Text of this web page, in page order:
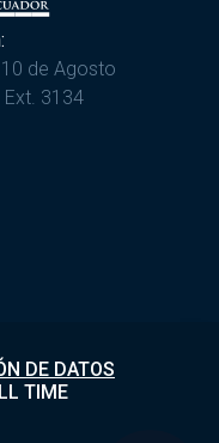
de Agosto
3134
DE DATOS
TIME